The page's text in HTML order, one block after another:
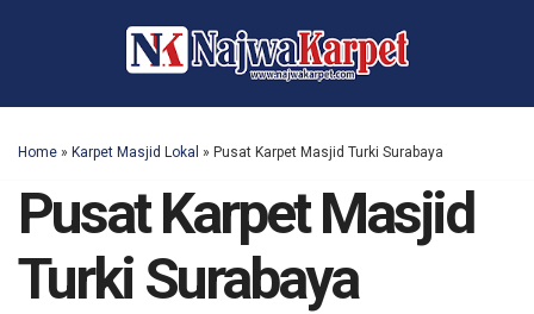
Home » Karpet Masjid Lokal » Pusat Karpet Masjid Turki Surabaya
Pusat Karpet Masjid
Turki Surabaya